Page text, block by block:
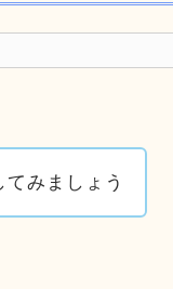
みましょう